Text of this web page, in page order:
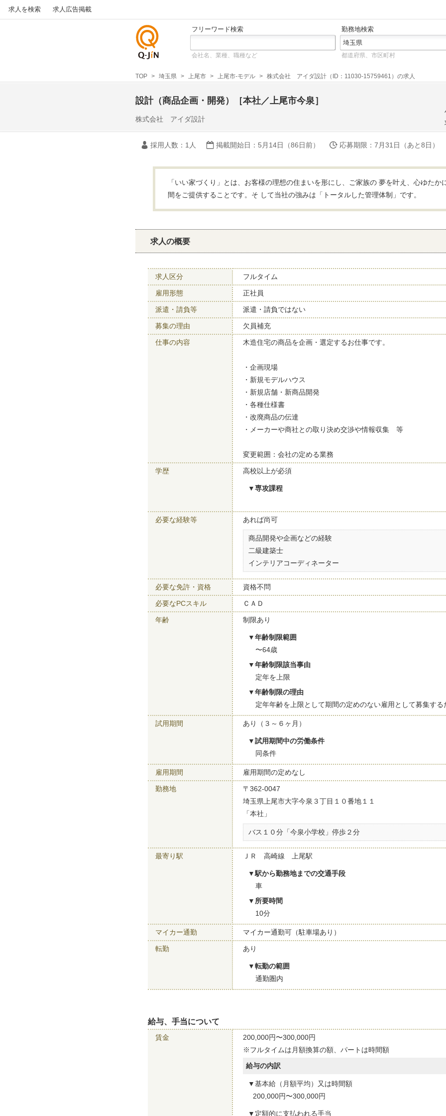
求人を検索 求人広告掲載
しの求
人サイ
フリーワード検索 勤務地検索
会社名、業種、職種など 都道府県、市区町村
TOP 埼玉県 上尾市 上尾市-モデル 株式会社 アイダ設計（ID：11030-15759461）の求人
設計（商品企画・開発）［本社／上尾市今泉］
株式会社 アイダ設計
採用人数 ：1人 掲載開始日 ：5月14日（86日前） 応募期限 ：7月31日（あと8日）
「いい家づくり」とは、お客様の理想の住まいを形にし、ご家族の 夢を叶え、心ゆたか
間をご提供することです。そ して当社の強みは「トータルした管理体制」です。
求人の概要
求人区分 フルタイム
雇用形態 正社員
派遣・請負等 派遣・請負ではない
募集の理由 欠員補充
仕事の内容 木造住宅の商品を企画・選定するお仕事です。
・企画現場
・新規モデルハウス
・新規店舗・新商品開発
・各種仕様書
・改廃商品の伝達
・メーカーや商社との取り決め交渉や情報収集 等
変更範囲：会社の定める業務
学歴 高校以上が必須
専攻課程
必要な経験等 あれば尚可
商品開発や企画などの経験
二級建築士
インテリアコーディネーター
必要な免許・資格 資格不問
必要なPCスキル ＣＡＤ
年齢 制限あり
年齢制限範囲
〜64歳
年齢制限該当事由
定年を上限
年齢制限の理由
定年年齢を上限として期間の定めのない雇用として募集する
試用期間 あり（３～６ヶ月）
試用期間中の労働条件
同条件
雇用期間 雇用期間の定めなし
勤務地
〒362-0047
埼玉県上尾市大字今泉３丁目１０番地１１
「本社」
バス１０分「今泉小学校」停歩２分
最寄り駅 ＪＲ 高崎線 上尾駅
駅から勤務地までの交通手段
車
所要時間
10分
マイカー通勤 マイカー通勤可（駐車場あり）
転勤 あり
転勤の範囲
通勤圏内
給与、手当について
賃金
200,000円〜300,000円
※フルタイムは月額換算の額、パートは時間額
給与の内訳
基本給（月額平均）又は時間額
200,000円〜300,000円
定額的に支払われる手当